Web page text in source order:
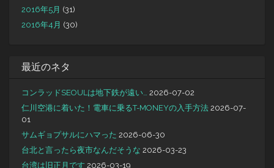
2016年5月 (31)
2016年4月 (30)
最近のネタ
コンラッドSEOULは地下鉄が遠い… 2026-07-02
仁川空港に着いた！電車に乗るT-MONEYの入手方法 2026-07-
01
サムギョプサルにハマった 2026-06-30
台北と言ったら夜市なんだそうな 2026-03-23
台湾は旧正月です 2026-03-19